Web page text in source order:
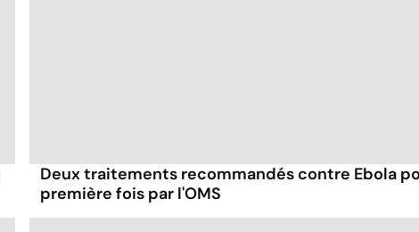
Deux traitements recommandés contre Ebola
première fois par l'OMS